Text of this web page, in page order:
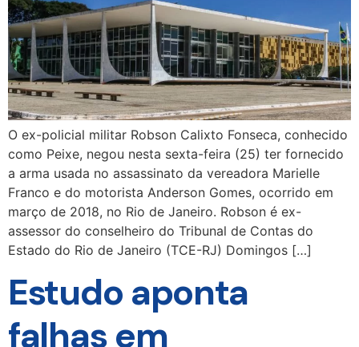
O ex-policial militar Robson Calixto Fonseca, conhecido
como Peixe, negou nesta sexta-feira (25) ter fornecido
a arma usada no assassinato da vereadora Marielle
Franco e do motorista Anderson Gomes, ocorrido em
março de 2018, no Rio de Janeiro. Robson é ex-
assessor do conselheiro do Tribunal de Contas do
Estado do Rio de Janeiro (TCE-RJ) Domingos […]
Estudo aponta
falhas em